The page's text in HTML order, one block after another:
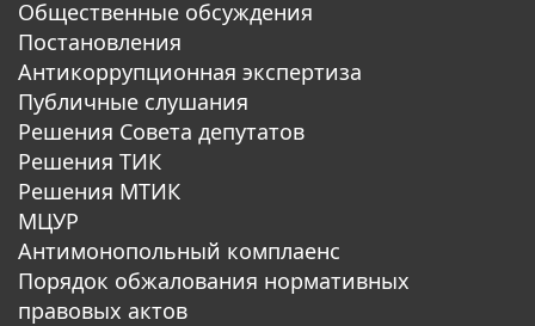
Общественные обсуждения
Постановления
Антикоррупционная экспертиза
Публичные слушания
Решения Совета депутатов
Решения ТИК
Решения МТИК
МЦУР
Антимонопольный комплаенс
Порядок обжалования нормативных
правовых актов